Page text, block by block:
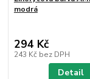
modrá
294 Kč
243 Kč bez DPH
Detail